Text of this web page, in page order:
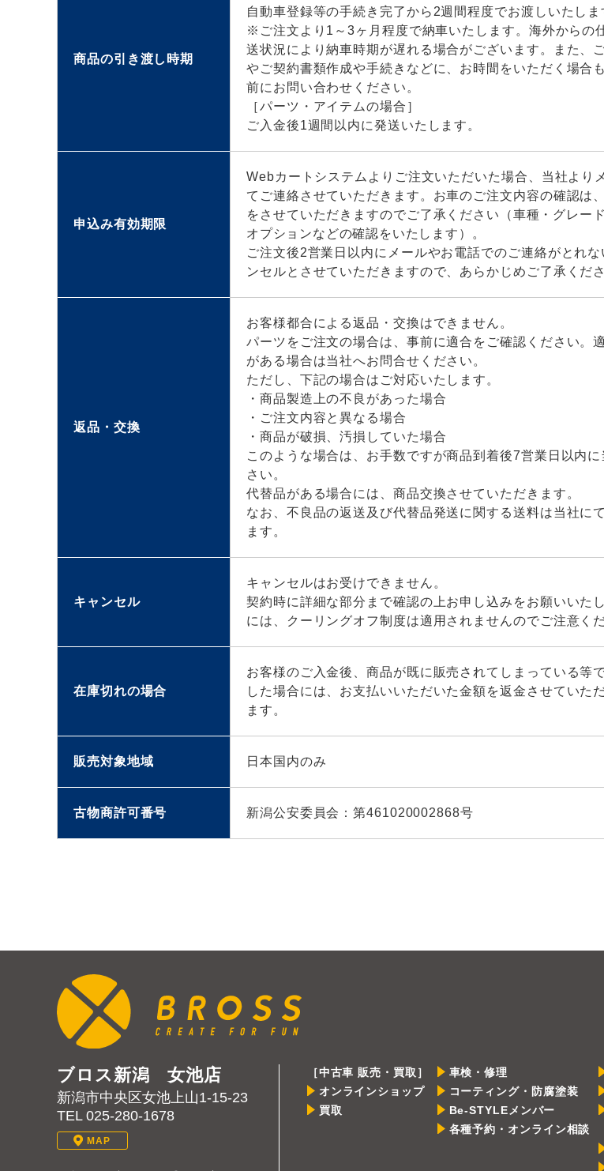
商品の引き渡し時期
自動車登録等の手続き完了から2週間程度でお渡しいたしま
※ご注文より1～3ヶ月程度で納車いたします。海外からの
送状況により納車時期が遅れる場合がございます。また、
やご契約書類作成や手続きなどに、お時間をいただく場合
前にお問い合わせください。
［パーツ・アイテムの場合］
ご入金後1週間以内に発送いたします。
申込み有効期限
Webカートシステムよりご注文いただいた場合、当社より
てご連絡させていただきます。お車のご注文内容の確認は
をさせていただきますのでご了承ください（車種・グレー
オプションなどの確認をいたします）。
ご注文後2営業日以内にメールやお電話でのご連絡がとれ
ンセルとさせていただきますので、あらかじめご了承くださ
返品・交換
お客様都合による返品・交換はできません。
パーツをご注文の場合は、事前に適合をご確認ください。
がある場合は当社へお問合せください。
ただし、下記の場合はご対応いたします。
・商品製造上の不良があった場合
・ご注文内容と異なる場合
・商品が破損、汚損していた場合
このような場合は、お手数ですが商品到着後7営業日以内
さい。
代替品がある場合には、商品交換させていただきます。
なお、不良品の返送及び代替品発送に関する送料は当社に
ます。
キャンセル
キャンセルはお受けできません。
契約時に詳細な部分まで確認の上お申し込みをお願いいた
には、クーリングオフ制度は適用されませんのでご注意くだ
在庫切れの場合
お客様のご入金後、商品が既に販売されてしまっている等
した場合には、お支払いいただいた金額を返金させていた
ます。
販売対象地域 日本国内のみ
古物商許可番号 新潟公安委員会：第461020002868号
ブロス新潟 女池店
新潟市中央区女池上山1-15-23
TEL 025-280-1678
MAP
［中古車 販売・買取］
オンラインショップ
買取
車検・修理
コーティング・防腐塗装
Be-STYLEメンバー
各種予約・オンライン相談